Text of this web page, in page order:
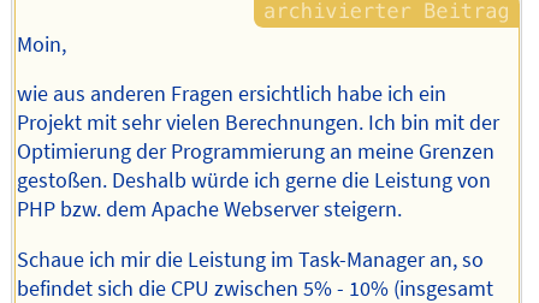
Moin,
wie aus anderen Fragen ersichtlich habe ich ein
Projekt mit sehr vielen Berechnungen. Ich bin mit der
Optimierung der Programmierung an meine Grenzen
gestoßen. Deshalb würde ich gerne die Leistung von
PHP bzw. dem Apache Webserver steigern.
Schaue ich mir die Leistung im Task-Manager an, so
befindet sich die CPU zwischen 5% - 10% (insgesamt